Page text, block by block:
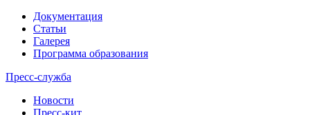
Документация
Статьи
Галерея
Программа образования
Пресс-служба
Новости